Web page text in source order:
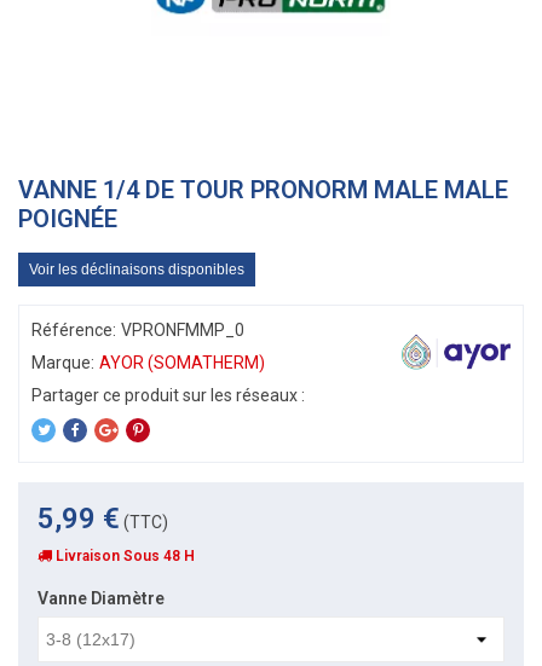
VANNE 1/4 DE TOUR PRONORM MALE MALE
POIGNÉE
Voir les déclinaisons disponibles
Référence: VPRONFMMP_0
Marque: AYOR (SOMATHERM)
5,99 € (TTC)
Livraison Sous 48 H
Vanne Diamètre